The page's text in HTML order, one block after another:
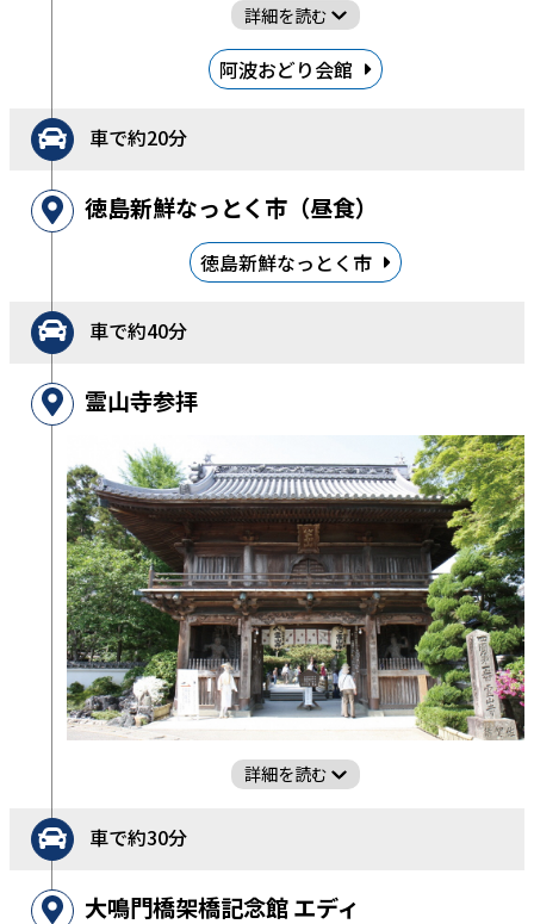
詳細を読む
阿波おどり会館
車で約20分
徳島新鮮なっとく市（昼食）
徳島新鮮なっとく市
車で約40分
霊山寺参拝
詳細を読む
車で約30分
大鳴門橋架橋記念館 エディ